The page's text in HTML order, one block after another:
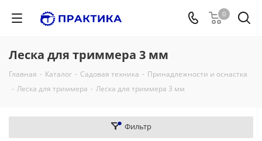
0
Леска для триммера 3 мм
Главная - Каталог - Садовая техника - Принадлежности и оснастка
- Леска для триммера - Леска для триммера 3 мм
Фильтр